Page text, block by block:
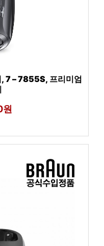
7 – 7855S, 프리미엄